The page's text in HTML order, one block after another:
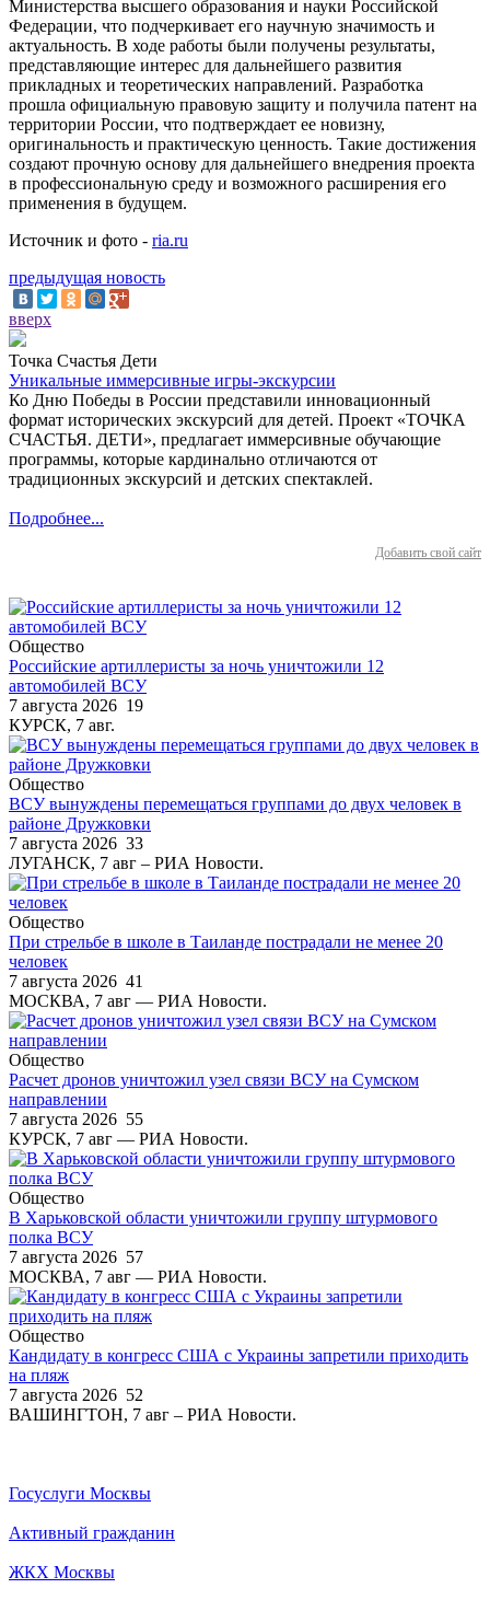
Министерства высшего образования и науки Российской
Федерации, что подчеркивает его научную значимость и
актуальность. В ходе работы были получены результаты,
представляющие интерес для дальнейшего развития
прикладных и теоретических направлений. Разработка
прошла официальную правовую защиту и получила патент на
территории России, что подтверждает ее новизну,
оригинальность и практическую ценность. Такие достижения
создают прочную основу для дальнейшего внедрения проекта
в профессиональную среду и возможного расширения его
применения в будущем.
Источник и фото - ria.ru
предыдущая новость
вверх
Точка Счастья Дети
Уникальные иммерсивные игры-экскурсии
Ко Дню Победы в России представили инновационный
формат исторических экскурсий для детей. Проект «ТОЧКА
СЧАСТЬЯ. ДЕТИ», предлагает иммерсивные обучающие
программы, которые кардинально отличаются от
традиционных экскурсий и детских спектаклей.
Подробнее...
Добавить свой сайт
Общество
Российские артиллеристы за ночь уничтожили 12
автомобилей ВСУ
7 августа 2026 19
КУРСК, 7 авг.
Общество
ВСУ вынуждены перемещаться группами до двух человек в
районе Дружковки
7 августа 2026 33
ЛУГАНСК, 7 авг – РИА Новости.
Общество
При стрельбе в школе в Таиланде пострадали не менее 20
человек
7 августа 2026 41
МОСКВА, 7 авг — РИА Новости.
Общество
Расчет дронов уничтожил узел связи ВСУ на Сумском
направлении
7 августа 2026 55
КУРСК, 7 авг — РИА Новости.
Общество
В Харьковской области уничтожили группу штурмового
полка ВСУ
7 августа 2026 57
МОСКВА, 7 авг — РИА Новости.
Общество
Кандидату в конгресс США с Украины запретили приходить
на пляж
7 августа 2026 52
ВАШИНГТОН, 7 авг – РИА Новости.
Госуслуги Москвы
Активный гражданин
ЖКХ Москвы